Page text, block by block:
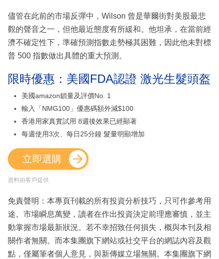
儘管在此前的市場反彈中，Wilson 曾是華爾街對美股最悲
觀的聲音之一，但他最近態度有所緩和。他坦承，在當前經
濟不確定性下，準確預測指數走勢極其困難，因此他未對標
普 500 指數做出具體的重大預測。
限時優惠：美國FDA認證 激光生髮頭盔
美國amazon鎖量及評價No. 1
輸入「NMG100」優惠碼額外減$100
香港用家真實試用 8週後效果已經顯著
每週使用3次、每日25分鐘 髮量明顯增加
立即選購
資料由客戶提供
免責聲明：本專頁刊載的所有投資分析技巧，只可作參考用
途。市場瞬息萬變，讀者在作出投資決定前理應審慎，並主
動掌握市場最新狀況。若不幸招致任何損失，概與本刊及相
關作者無關。而本集團旗下網站或社交平台的網誌內容及觀
點，僅屬筆者個人意見，與新傳媒立場無關。本集團旗下網